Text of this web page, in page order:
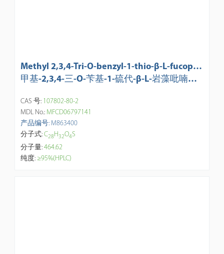
Methyl 2,3,4-Tri-O-benzyl-1-thio-β-L-fucopyr
anoside
甲基-2,3,4-三-O-苄基-1-硫代-β-L-岩藻吡喃糖
CAS 号: 107802-80-2
MDL No.: MFCD06797141
产品编号: M863400
分子式:C28H32O4S
分子量:464.62
纯度: ≥95%(HPLC)